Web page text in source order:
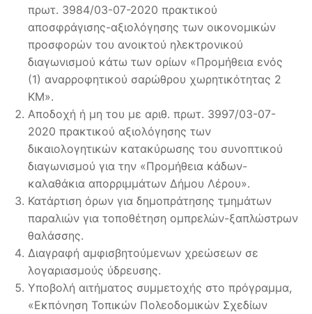
πρωτ. 3984/03-07-2020 πρακτικού
αποσφράγισης-αξιολόγησης των οικονομικών
προσφορών του ανοικτού ηλεκτρονικού
διαγωνισμού κάτω των ορίων «Προμήθεια ενός
(1) αναρροφητικού σαρώθρου χωρητικότητας 2
ΚΜ».
Αποδοχή ή μη του με αριθ. πρωτ. 3997/03-07-
2020 πρακτικού αξιολόγησης των
δικαιολογητικών κατακύρωσης του συνοπτικού
διαγωνισμού για την «Προμήθεια κάδων-
καλαθάκια απορριμμάτων Δήμου Λέρου».
Κατάρτιση όρων για δημοπράτησης τμημάτων
παραλιών για τοποθέτηση ομπρελών-ξαπλώστρων
θαλάσσης.
Διαγραφή αμφισβητούμενων χρεώσεων σε
λογαριασμούς ύδρευσης.
Υποβολή αιτήματος συμμετοχής στο πρόγραμμα,
«Εκπόνηση Τοπικών Πολεοδομικών Σχεδίων